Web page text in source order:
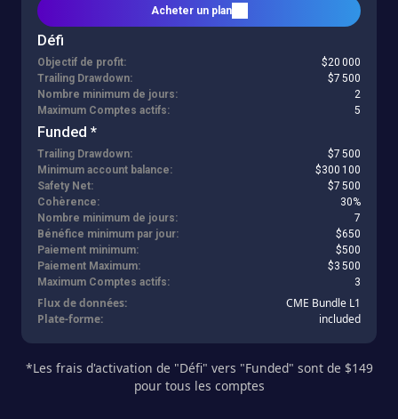
Acheter un plan
Défi
Objectif de profit:
$20 000
Trailing Drawdown:
$7 500
Nombre minimum de jours:
2
Maximum Comptes actifs:
5
Funded *
Trailing Drawdown:
$7 500
Minimum account balance:
$300 100
Safety Net:
$7 500
Cohèrence:
30%
Nombre minimum de jours:
7
Bénéfice minimum par jour:
$650
Paiement minimum:
$500
Paiement Maximum:
$3 500
Maximum Comptes actifs:
3
Flux de données:
CME Bundle L1
Plate-forme:
included
*Les frais d'activation de "Défi" vers "Funded" sont de $149
pour tous les comptes